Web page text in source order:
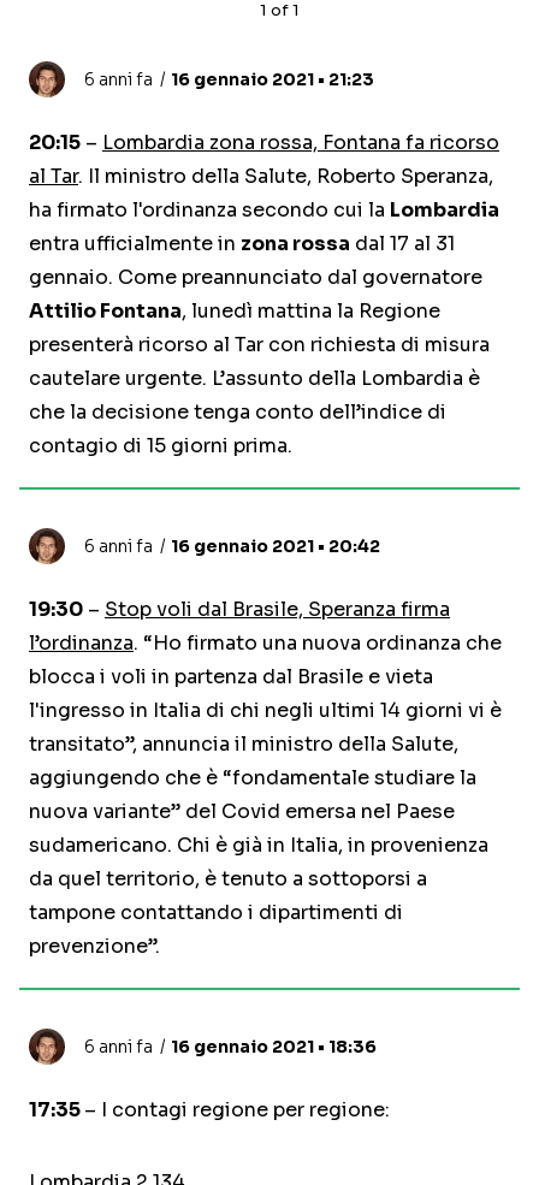
1 of1
6 anni fa 16 gennaio 2021 • 21:23
20:15 – Lombardia zona rossa, Fontana fa ricorso
al Tar. Il ministro della Salute, Roberto Speranza,
ha firmato l'ordinanza secondo cui la Lombardia
entra ufficialmente in zona rossa dal 17 al 31
gennaio. Come preannunciato dal governatore
Attilio Fontana, lunedì mattina la Regione
presenterà ricorso al Tar con richiesta di misura
cautelare urgente. L’assunto della Lombardia è
che la decisione tenga conto dell’indice di
contagio di 15 giorni prima.
6 anni fa 16 gennaio 2021 • 20:42
19:30 – Stop voli dal Brasile, Speranza firma
l’ordinanza. “Ho firmato una nuova ordinanza che
blocca i voli in partenza dal Brasile e vieta
l'ingresso in Italia di chi negli ultimi 14 giorni vi è
transitato”, annuncia il ministro della Salute,
aggiungendo che è “fondamentale studiare la
nuova variante” del Covid emersa nel Paese
sudamericano. Chi è già in Italia, in provenienza
da quel territorio, è tenuto a sottoporsi a
tampone contattando i dipartimenti di
prevenzione”.
6 anni fa 16 gennaio 2021 • 18:36
17:35– I contagi regione per regione: